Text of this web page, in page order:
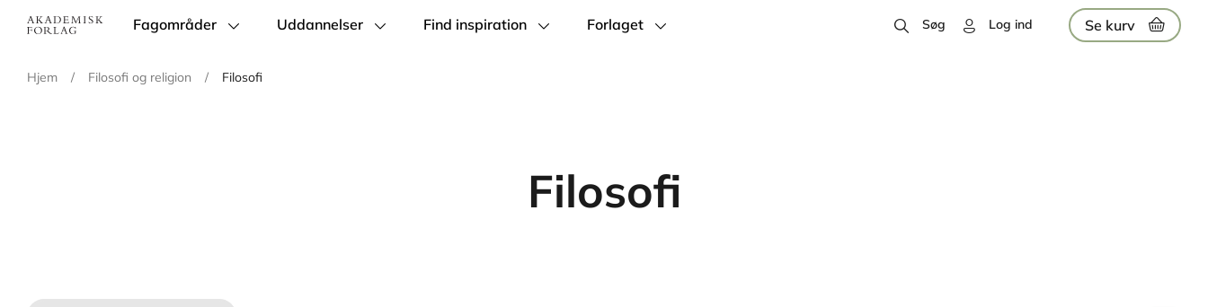
Main
Fagområder Uddannelser Find inspiration Forlaget Søg Log ind Se kurv
Hjem / Filosofi og religion / Filosofi
Filosofi